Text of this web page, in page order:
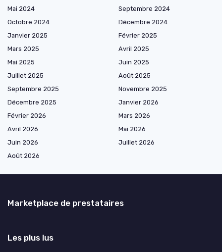
Mai 2024
Septembre 2024
Octobre 2024
Décembre 2024
Janvier 2025
Février 2025
Mars 2025
Avril 2025
Mai 2025
Juin 2025
Juillet 2025
Août 2025
Septembre 2025
Novembre 2025
Décembre 2025
Janvier 2026
Février 2026
Mars 2026
Avril 2026
Mai 2026
Juin 2026
Juillet 2026
Août 2026
Marketplace de prestataires
Les plus lus